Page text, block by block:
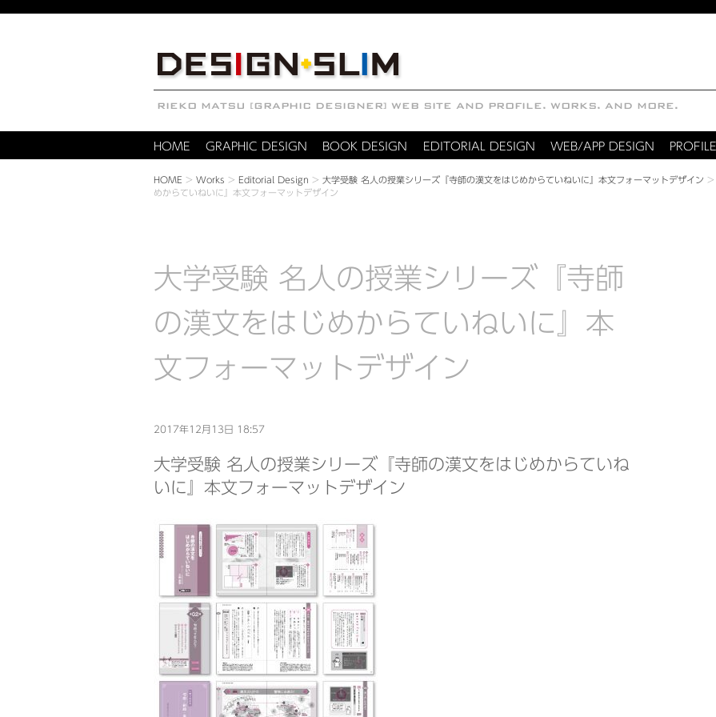
HOME GRAPHIC DESIGN BOOK DESIGN EDITORIAL DESIGN WEB/APP DESIGN PROFILE
HOME > Works > Editorial Design > 大学受験 名人の授業シリーズ『寺師の漢文をはじめからていねいに』本文フォーマットデザイン >
めからていねいに』本文フォーマットデザイン
大学受験 名人の授業シリーズ『寺師
の漢文をはじめからていねいに』本
文フォーマットデザイン
2017年12月13日 18:57
大学受験 名人の授業シリーズ『寺師の漢文をはじめからていね
いに』本文フォーマットデザイン